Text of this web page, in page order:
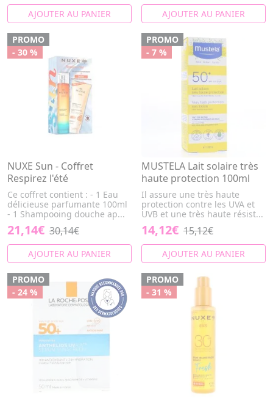
AJOUTER AU PANIER AJOUTER AU PANIER
PROMO
- 30 %
NUXE Sun - Coffret
Respirez l'été
Ce coffret contient : - 1 Eau
délicieuse parfumante 100ml
- 1 Shampooing douche ap...
21,14€ 30,14€
AJOUTER AU PANIER
PROMO
- 7 %
MUSTELA Lait solaire très
haute protection 100ml
Il assure une très haute
protection contre les UVA et
UVB et une très haute résist...
14,12€ 15,12€
AJOUTER AU PANIER
PROMO
- 24 %
PROMO
- 31 %